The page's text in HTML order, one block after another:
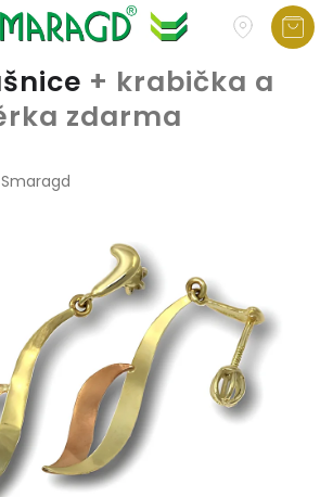
+ krabička a
zdarma